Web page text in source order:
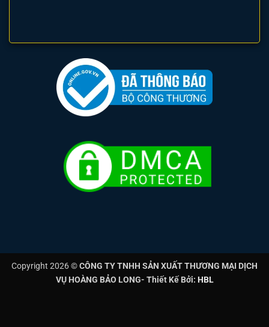
2. Các loại máng đèn công nghiệp MPE có chóa
phản quang phổ biến
Phân loại chi tiết các dòng máng đơn và máng đôi thuộc
Series MCN để khách hàng dễ dàng lựa chọn theo nhu cầu
Máng đèn đơn có chóa 1.2m (MãMCN-120)
Đây là dòng máng đơn, phù hợp cho các vị trí cần độ sáng
vừa phải hoặc lắp đặt tại các kệ hàng, lối đi nhỏ trong kho.
(W1)170mm, Chiều cao (H2)75mm.
Sử dụng 1 bóng đèn LED Tube 1.2m. Thiết kế
Copyright 2026 ©CÔNG TY TNHH SẢN XUẤT THƯƠNG MẠI DỊCH
VỤ HOÀNG BẢO LONG- Thiết Kế Bởi: HBL